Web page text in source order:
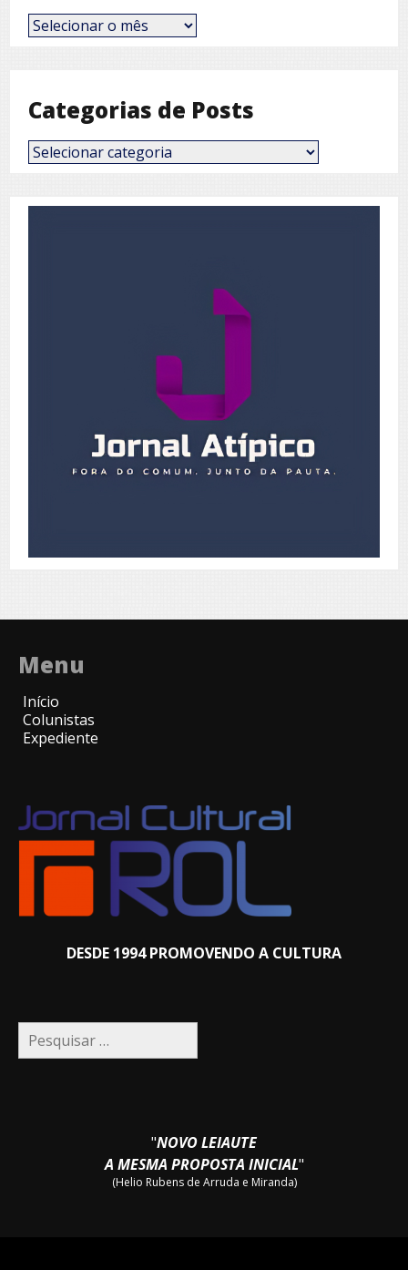
Posts
por
Categorias de Posts
Categorias
de
Menu
Início
Colunistas
Expediente
DESDE 1994 PROMOVENDO A CULTURA
Pesquisar
por:
"NOVO LEIAUTE
A MESMA PROPOSTA INICIAL"
(Helio Rubens de Arruda e Miranda)